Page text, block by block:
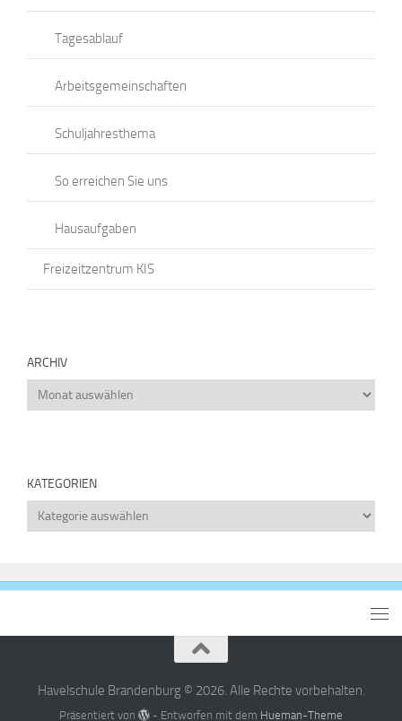
Tagesablauf
Arbeitsgemeinschaften
Schuljahresthema
So erreichen Sie uns
Hausaufgaben
Freizeitzentrum KIS
ARCHIV
Archiv
KATEGORIEN
Kategorien
Havelschule Brandenburg © 2026. Alle Rechte vorbehalten.
Präsentiert von - Entworfen mit dem Hueman-Theme